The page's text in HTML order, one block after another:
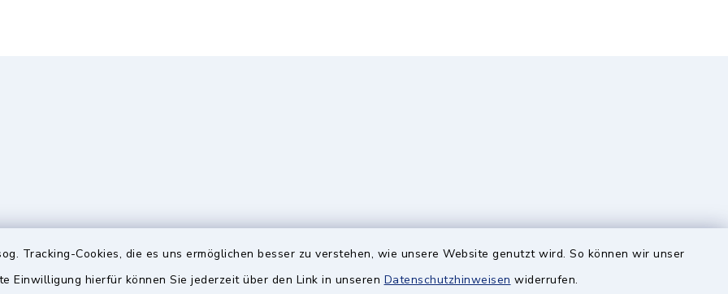
Tracking-Cookies, die es uns ermöglichen besser zu verstehen, wie unsere Website genutzt wird. So können wir unser
Einwilligung hierfür können Sie jederzeit über den Link in unseren Datenschutzhinweisen widerrufen.
Hinweis
Falls die Öffnungszeiten geändert
Quicklinks
BayernPortal